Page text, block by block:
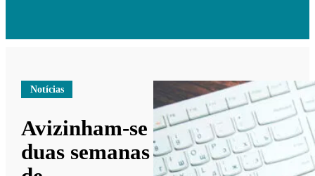
Notícias
Avizinham-se
duas semanas